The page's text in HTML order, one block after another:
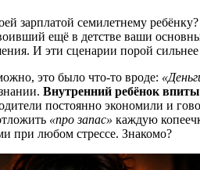
зарплатой семилетнему
ещё в детстве ваши
И эти сценарии порой
это было что-то вроде:
Внутренний ребёнок
постоянно экономили и
«про запас» каждую
при любом стрессе. Знакомо?